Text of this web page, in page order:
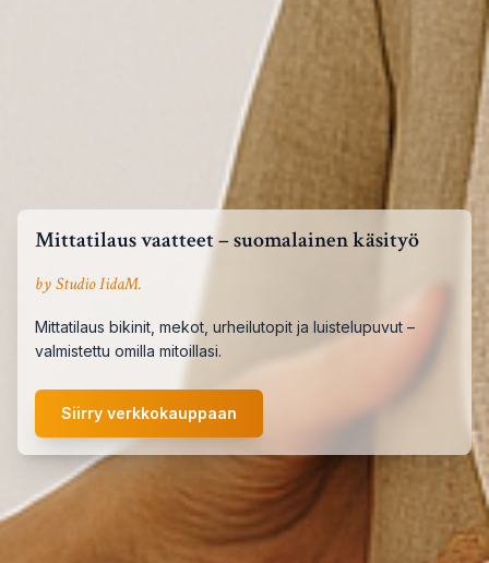
Mittatilaus vaatteet – suomalainen käsityö
by Studio IidaM.
Mittatilaus bikinit, mekot, urheilutopit ja luistelupuvut –
valmistettu omilla mitoillasi.
Siirry verkkokauppaan